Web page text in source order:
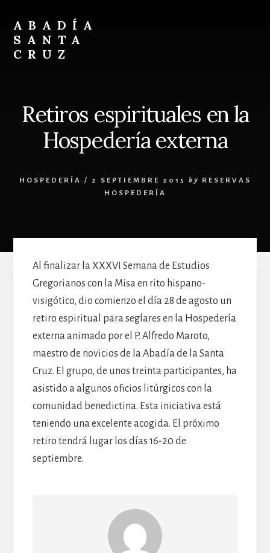
content
footer
ABADÍA
SANTA
CRUZ
Retiros espirituales en la
Hospedería externa
HOSPEDERÍA / 2 SEPTIEMBRE 2015 by
RESERVAS
HOSPEDERÍA
Al finalizar la XXXVI Semana de Estudios
Gregorianos con la Misa en rito hispano-
visigótico, dio comienzo el día 28 de agosto un
retiro espiritual para seglares en la Hospedería
externa animado por el P. Alfredo Maroto,
maestro de novicios de la Abadía de la Santa
Cruz. El grupo, de unos treinta participantes, ha
asistido a algunos oficios litúrgicos con la
comunidad benedictina. Esta iniciativa está
teniendo una excelente acogida. El próximo
retiro tendrá lugar los días 16-20 de
septiembre.